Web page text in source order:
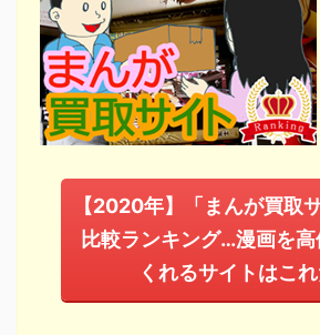
【2020年】「まんが買取
比較ランキング…漫画を
くれるサイトはこれ